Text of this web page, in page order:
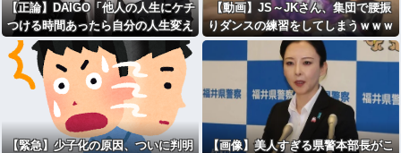
【正論】DAIGO「他人の人生にケチ
つける時間あったら自分の人生変え
るために使え。お前らの人生が終わ
ってることは変わらんぞ」
【動画】JS～JKさん、集団で腰振
りダンスの練習をしてしまうｗｗｗ
wｗｗｗｗｗｗｗｗ
【緊急】少子化の原因、ついに判明
【画像】美人すぎる県警本部長がこ